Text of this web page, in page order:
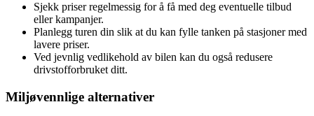
Sjekk priser regelmessig for å få med deg eventuelle tilbud
eller kampanjer.
Planlegg turen din slik at du kan fylle tanken på stasjoner med
lavere priser.
Ved jevnlig vedlikehold av bilen kan du også redusere
drivstofforbruket ditt.
Miljøvennlige alternativer